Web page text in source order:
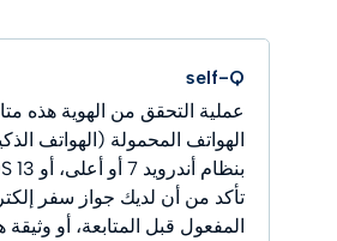
self-Q
عملية التحقق من الهوية هذه
الهواتف المحمولة (الهواتف
تأكد من أن لديك جواز سفر
المفعول قبل المتابعة، أو وثيقة